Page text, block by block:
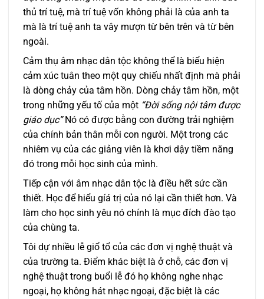
thủ trí tuệ, mà trí tuệ vốn không phải là của anh ta
mà là trí tuệ anh ta vây mượn từ bên trên và từ bên
ngoài.
Cảm thụ âm nhạc dân tộc không thể là biểu hiện
cảm xúc tuân theo một quy chiếu nhất định mà phải
là dòng chảy của tâm hồn. Dòng chảy tâm hồn, một
trong những yếu tố của một “Đời sống nội tâm được
giáo dục”Nó có được bằng con đường trải nghiệm
của chính bản thân mỗi con người. Một trong các
nhiêm vụ của các giảng viên là khơi dậy tiềm năng
đó trong mỗi học sinh của mình.
Tiếp cận với âm nhạc dân tộc là điều hết sức cần
thiết. Học để hiểu gíá trị của nó lại cần thiết hơn. Và
làm cho học sinh yêu nó chính là mục đích đào tạo
của chùng ta.
Tôi dự nhiều lễ giổ tổ của các đơn vị nghệ thuật và
của trường ta. Điểm khác biệt là ở chỗ, các đơn vị
nghệ thuật trong buổi lễ đó họ không nghe nhạc
ngoại, họ không hát nhạc ngoại, đặc biệt là các